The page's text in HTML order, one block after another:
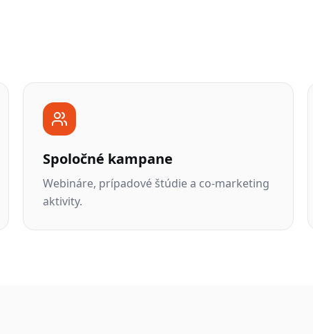
Spoločné kampane
Webináre, prípadové štúdie a co-marketing
aktivity.